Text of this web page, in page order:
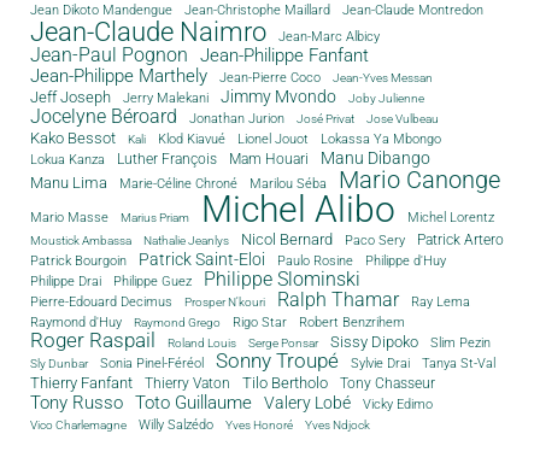
Jean Dikoto Mandengue Jean-Christophe Maillard Jean-Claude Montredon
Jean-Claude Naimro Jean-Marc Albicy
Jean-Paul Pognon
Jean-Philippe Fanfant
Jean-Philippe Marthely
Jean-Pierre Coco Jean-Yves Messan
Jeff Joseph Jerry Malekani Jimmy Mvondo Joby Julienne
Jocelyne Béroard Jonathan Jurion José Privat Jose Vulbeau
Kako Bessot Kali Klod Kiavué Lionel Jouot
Lokassa Ya Mbongo
Lokua Kanza
Luther François Mam Houari Manu Dibango
Manu Lima Marie-Céline Chroné Marilou Séba Mario Canonge
Mario Masse Marius Priam Michel Alibo Michel Lorentz
Moustick Ambassa Nathalie Jeanlys Nicol Bernard Paco Sery
Patrick Artero
Patrick Bourgoin
Patrick Saint-Eloi Paulo Rosine
Philippe d'Huy
Philippe Drai
Philippe Guez Philippe Slominski
Pierre-Edouard Decimus Prosper N'kouri Ralph Thamar
Ray Lema
Raymond d'Huy
Raymond Grego Rigo Star Robert Benzrihem
Roger Raspail Roland Louis Serge Ponsar Sissy Dipoko Slim Pezin
Sly Dunbar Sonia Pinel-Féréol Sonny Troupé Sylvie Drai Tanya St-Val
Thierry Fanfant Thierry Vaton Tilo Bertholo Tony Chasseur
Tony Russo Toto Guillaume Valery Lobé Vicky Edimo
Vico Charlemagne Willy Salzédo Yves Honoré Yves Ndjock